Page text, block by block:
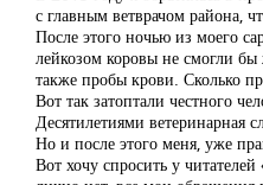
с главным ветврачом района,
После этого ночью из моего
лейкозом коровы не смогли
также пробы крови. Сколько
Вот так затоптали честного
Десятилетиями ветеринарная
Но и после этого меня, уже
Вот хочу спросить у